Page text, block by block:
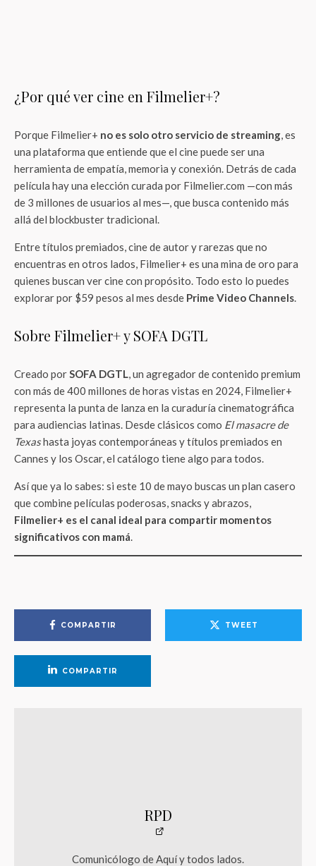
¿Por qué ver cine en Filmelier+?
Porque Filmelier+ no es solo otro servicio de streaming, es
una plataforma que entiende que el cine puede ser una
herramienta de empatía, memoria y conexión. Detrás de cada
película hay una elección curada por Filmelier.com —con más
de 3 millones de usuarios al mes—, que busca contenido más
allá del blockbuster tradicional.
Entre títulos premiados, cine de autor y rarezas que no
encuentras en otros lados, Filmelier+ es una mina de oro para
quienes buscan ver cine con propósito. Todo esto lo puedes
explorar por $59 pesos al mes desde Prime Video Channels.
Sobre Filmelier+ y SOFA DGTL
Creado porSOFA DGTL, un agregador de contenido premium
con más de 400 millones de horas vistas en 2024, Filmelier+
representa la punta de lanza en la curaduría cinematográfica
para audiencias latinas. Desde clásicos como El masacre de
Texashasta joyas contemporáneas y títulos premiados en
Cannes y los Oscar, el catálogo tiene algo para todos.
Así que ya lo sabes: si este 10 de mayo buscas un plan casero
que combine películas poderosas, snacks y abrazos,
Filmelier+ es el canal ideal para compartir momentos
significativos con mamá.
COMPARTIR TWEET
COMPARTIR
RPD
Comunicólogo de Aquí y todos lados.